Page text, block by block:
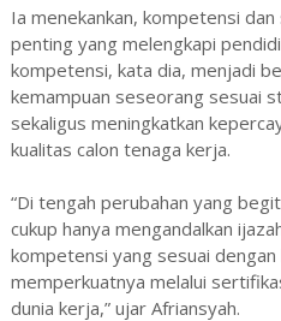
Ia menekankan, kompetensi
penting yang melengkapi
kompetensi, kata dia, menjadi
kemampuan seseorang sesuai
sekaligus meningkatkan
kualitas calon tenaga kerja.
“Di tengah perubahan yang
cukup hanya mengandalkan
kompetensi yang sesuai
memperkuatnya melalui
dunia kerja,” ujar Afriansyah.